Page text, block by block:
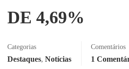
DE 4,69%
Categorias
Destaques, Notícias
Comentários
1